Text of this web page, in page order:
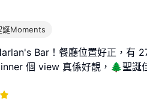
誕Moments
Bar！餐廳位置好正，有
個 view 真係好靚，🌲聖誕